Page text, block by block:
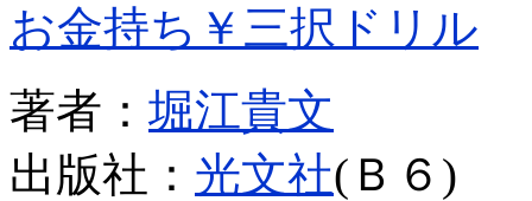
お金持ち￥三択ドリル
著者： 堀江貴文
出版社： 光文社(Ｂ６)